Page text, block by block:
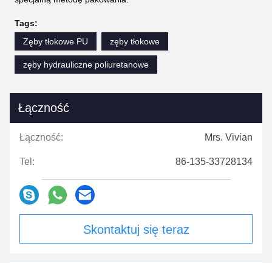
Tags:
Zęby tłokowe PU
zęby tłokowe
zęby hydrauliczne poliuretanowe
Łączność
Łączność: Mrs. Vivian
Tel: 86-135-33728134
Skontaktuj się teraz